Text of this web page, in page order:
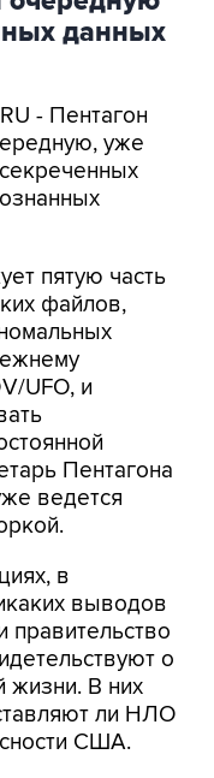
данных
- Пентагон
уже
пятую часть
файлов,
UFO, и
Пентагона
ведется
в
выводов
правительство
о
жизни. В них
ли НЛО
США.